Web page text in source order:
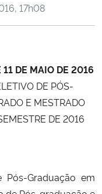
17h08
DE MAIO DE 2016
DE PÓS-
E MESTRADO
DE 2016
Graduação em